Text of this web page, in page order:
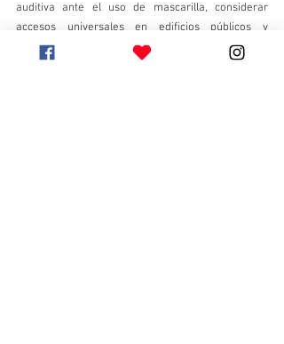
auditiva ante el uso de mascarilla, considerar
accesos universales en edificios públicos y
privados durante los procesos de cuarentena,